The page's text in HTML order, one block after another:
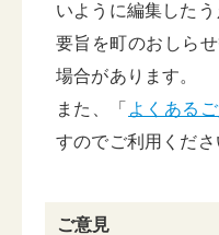
いように編集した
要旨を町のおしら
場合があります。
また、「 よくある
すのでご利用くださ
ご意見